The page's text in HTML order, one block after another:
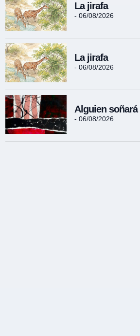
La jirafa
- 06/08/2026
La jirafa
- 06/08/2026
Alguien soñará
- 06/08/2026